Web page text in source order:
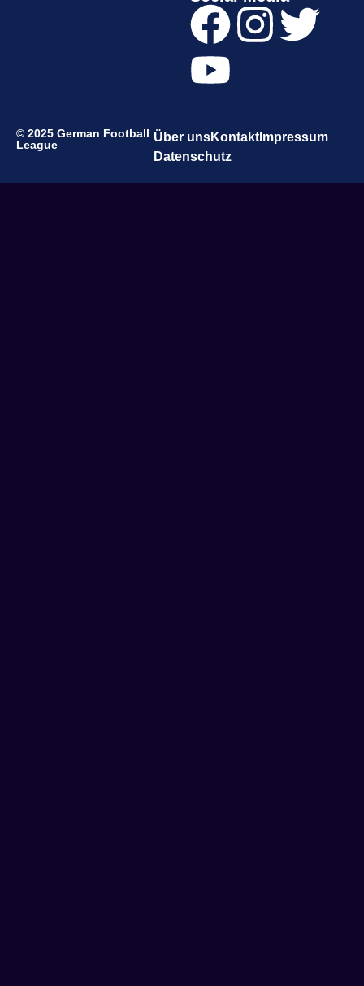
© 2025 German Football
League
Über unsKontaktImpressum
Datenschutz